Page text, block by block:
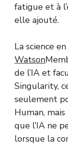
fatigue et à
elle ajouté.
La science
Watson
de l’IA et
Singularity,
seulement
Human,
que l’IA ne
lorsque la